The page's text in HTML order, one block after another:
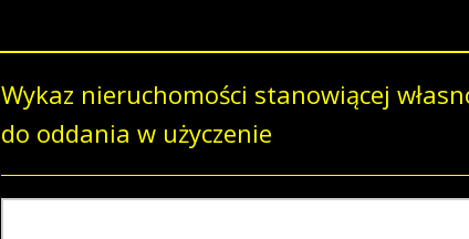
Wykaz nieruchomości stanowiącej
do oddania w użyczenie